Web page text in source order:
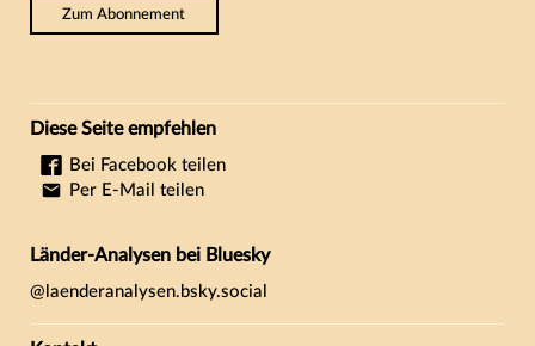
Zum Abonnement
Diese Seite empfehlen
Bei Facebook teilen
Per E-Mail teilen
Länder-Analysen bei Bluesky
@laenderanalysen.bsky.social